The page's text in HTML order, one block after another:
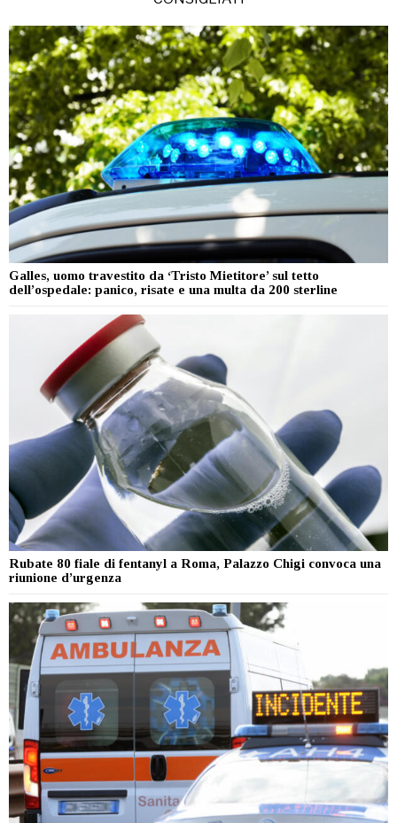
Galles, uomo travestito da ‘Tristo Mietitore’ sul tetto
dell’ospedale: panico, risate e una multa da 200 sterline
Rubate 80 fiale di fentanyl a Roma, Palazzo Chigi convoca una
riunione d’urgenza